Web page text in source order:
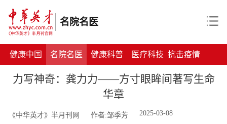
名院名医
健康中国 名院名医 健康科普 医疗科技 抗击疫情
力写神奇：龚力力——方寸眼眸间著写生命
华章
《中华英才》半月刊网 作者:邹季芳 2025-03-08